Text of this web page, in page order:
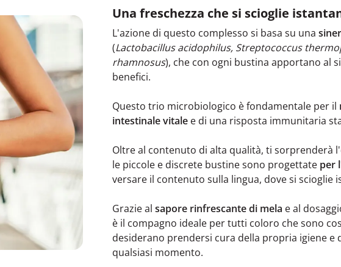
Una freschezza che si scioglie
L'azione di questo complesso si basa su una
(Lactobacillus acidophilus, Streptococcus
rhamnosus), che con ogni bustina apportano al
benefici.
Questo trio microbiologico è fondamentale per il
intestinale vitale e di una risposta immunitaria
Oltre al contenuto di alta qualità, ti sorprenderà
le piccole e discrete bustine sono progettate per
versare il contenuto sulla lingua, dove si scioglie
Grazie al sapore rinfrescante di mela e al
è il compagno ideale per tutti coloro che sono
desiderano prendersi cura della propria igiene e
qualsiasi momento.